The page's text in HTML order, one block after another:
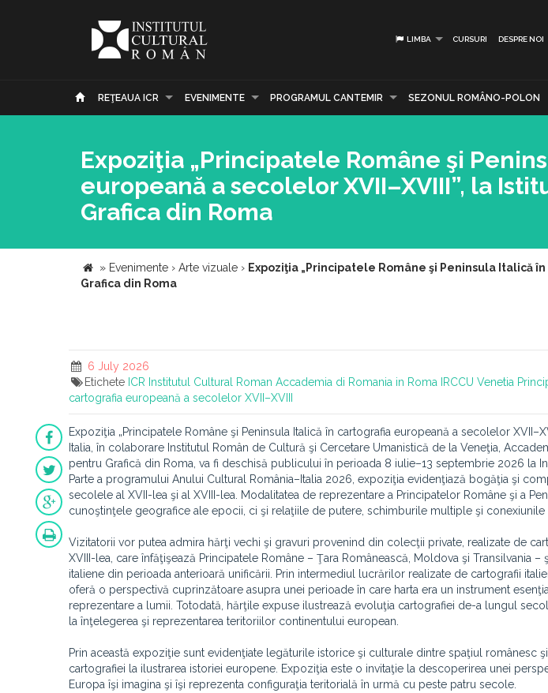
LIMBA CURSURI DESPRE NOI
REŢEAUA ICR EVENIMENTE PROGRAMUL CANTEMIR SEZONUL ROMÂNO-POLON
Expoziţia „Principatele Române şi
europeană a secolelor XVII–XVIII”, la
Grafica din Roma
» Evenimente › Arte vizuale › Expoziţia „Principatele Române şi Peninsula Italică
Grafica din Roma
6 July 2026
Etichete ICR Institutul Cultural Roman Accademia di Romania in Roma IRCCU Venetia
cartografia europeană a secolelor XVII–XVIII
Expoziţia „Principatele Române şi Peninsula Italică în cartografia europeană a secolelor
Italia, în colaborare Institutul Român de Cultură şi Cercetare Umanistică de la Veneţia,
pentru Grafică din Roma, va fi deschisă publicului în perioada 8 iulie–13 septembrie 2026 la
Parte a programului Anului Cultural România–Italia 2026, expoziţia evidenţiază bogăţia şi
secolele al XVII-lea şi al XVIII-lea. Modalitatea de reprezentare a Principatelor Române şi a
cunoştinţele geografice ale epocii, ci şi relaţiile de putere, schimburile multiple şi conexiunile
Vizitatorii vor putea admira hărţi vechi şi gravuri provenind din colecţii private, realizate de
XVIII-lea, care înfăţişează Principatele Române – Ţara Românească, Moldova şi Transilvania –
italiene din perioada anterioară unificării. Prin intermediul lucrărilor realizate de cartografii
oferă o perspectivă cuprinzătoare asupra unei perioade în care harta era un instrument
reprezentare a lumii. Totodată, hărţile expuse ilustrează evoluţia cartografiei de-a lungul
la înţelegerea şi reprezentarea teritoriilor continentului european.
Prin această expoziţie sunt evidenţiate legăturile istorice şi culturale dintre spaţiul românesc
cartografiei la ilustrarea istoriei europene. Expoziţia este o invitaţie la descoperirea unei
Europa îşi imagina şi îşi reprezenta configuraţia teritorială în urmă cu peste patru secole.